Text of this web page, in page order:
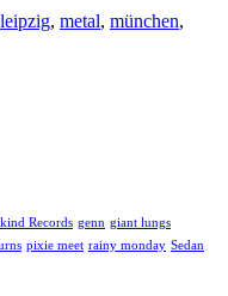
leipzig, metal, münchen,
Records genn giant lungs
pixie meet rainy monday Sedan